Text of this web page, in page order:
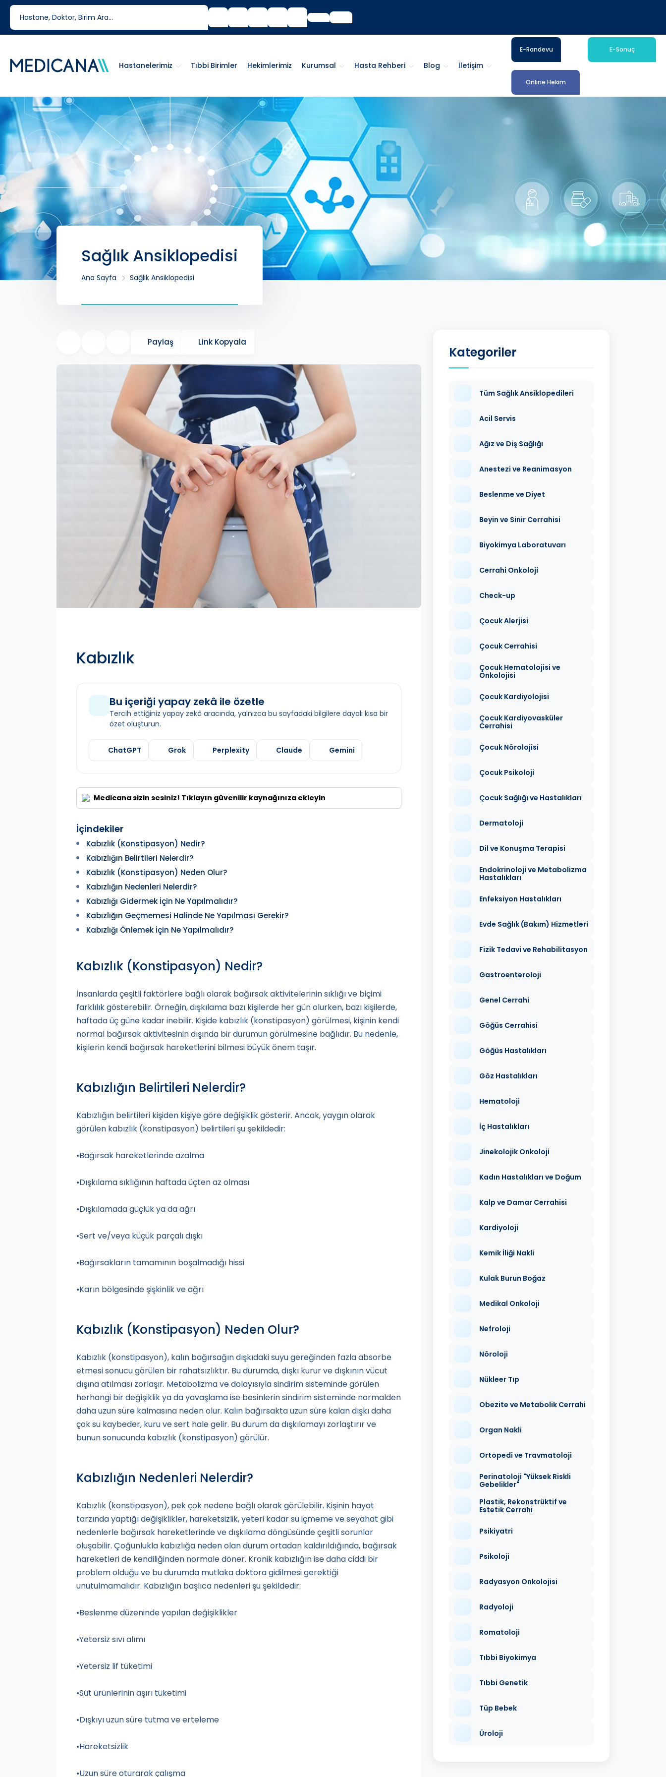
444 6 334
Tıbbi Birimler Hekimlerimiz Kurumsal Hasta Rehberi Blog İletişim
Hastanelerimiz
E-Randevu E-Sonuç
Online Hekim
Sağlık Ansiklopedisi
Ana Sayfa Sağlık Ansiklopedisi
Paylaş Link Kopyala
Kabızlık
Bu içeriği yapay zekâ ile özetle
Tercih ettiğiniz yapay zekâ aracında, yalnızca bu sayfadaki bilgilere dayalı kısa bir
özet oluşturun.
ChatGPT Grok Perplexity Claude Gemini
Medicana sizin sesiniz! Tıklayın güvenilir kaynağınıza ekleyin
İçindekiler
Kabızlık (Konstipasyon) Nedir?
Kabızlığın Belirtileri Nelerdir?
Kabızlık (Konstipasyon) Neden Olur?
Kabızlığın Nedenleri Nelerdir?
Kabızlığı Gidermek İçin Ne Yapılmalıdır?
Kabızlığın Geçmemesi Halinde Ne Yapılması Gerekir?
Kabızlığı Önlemek İçin Ne Yapılmalıdır?
Kabızlık (Konstipasyon) Nedir?
İnsanlarda çeşitli faktörlere bağlı olarak bağırsak aktivitelerinin sıklığı ve biçimi
farklılık gösterebilir. Örneğin, dışkılama bazı kişilerde her gün olurken, bazı kişilerde,
haftada üç güne kadar inebilir. Kişide kabızlık (konstipasyon) görülmesi, kişinin kendi
normal bağırsak aktivitesinin dışında bir durumun görülmesine bağlıdır. Bu nedenle,
kişilerin kendi bağırsak hareketlerini bilmesi büyük önem taşır.
Kabızlığın Belirtileri Nelerdir?
Kabızlığın belirtileri kişiden kişiye göre değişiklik gösterir. Ancak, yaygın olarak
görülen kabızlık (konstipasyon) belirtileri şu şekildedir:
•Bağırsak hareketlerinde azalma
•Dışkılama sıklığının haftada üçten az olması
•Dışkılamada güçlük ya da ağrı
•Sert ve/veya küçük parçalı dışkı
•Bağırsakların tamamının boşalmadığı hissi
•Karın bölgesinde şişkinlik ve ağrı
Kabızlık (Konstipasyon) Neden Olur?
Kabızlık (konstipasyon), kalın bağırsağın dışkıdaki suyu gereğinden fazla absorbe
etmesi sonucu görülen bir rahatsızlıktır. Bu durumda, dışkı kurur ve dışkının vücut
dışına atılması zorlaşır. Metabolizma ve dolayısıyla sindirim sisteminde görülen
herhangi bir değişiklik ya da yavaşlama ise besinlerin sindirim sisteminde normalden
daha uzun süre kalmasına neden olur. Kalın bağırsakta uzun süre kalan dışkı daha
çok su kaybeder, kuru ve sert hale gelir. Bu durum da dışkılamayı zorlaştırır ve
bunun sonucunda kabızlık (konstipasyon) görülür.
Kabızlığın Nedenleri Nelerdir?
Kabızlık (konstipasyon), pek çok nedene bağlı olarak görülebilir. Kişinin hayat
tarzında yaptığı değişiklikler, hareketsizlik, yeteri kadar su içmeme ve seyahat gibi
nedenlerle bağırsak hareketlerinde ve dışkılama döngüsünde çeşitli sorunlar
oluşabilir. Çoğunlukla kabızlığa neden olan durum ortadan kaldırıldığında, bağırsak
hareketleri de kendiliğinden normale döner. Kronik kabızlığın ise daha ciddi bir
problem olduğu ve bu durumda mutlaka doktora gidilmesi gerektiği
unutulmamalıdır. Kabızlığın başlıca nedenleri şu şekildedir:
•Beslenme düzeninde yapılan değişiklikler
•Yetersiz sıvı alımı
•Yetersiz lif tüketimi
•Süt ürünlerinin aşırı tüketimi
•Dışkıyı uzun süre tutma ve erteleme
•Hareketsizlik
•Uzun süre oturarak çalışma
Kategoriler
Tüm Sağlık Ansiklopedileri
Acil Servis
Ağız ve Diş Sağlığı
Anestezi ve Reanimasyon
Beslenme ve Diyet
Beyin ve Sinir Cerrahisi
Biyokimya Laboratuvarı
Cerrahi Onkoloji
Check-up
Çocuk Alerjisi
Çocuk Cerrahisi
Çocuk Hematolojisi ve
Onkolojisi
Çocuk Kardiyolojisi
Çocuk Kardiyovasküler
Cerrahisi
Çocuk Nörolojisi
Çocuk Psikoloji
Çocuk Sağlığı ve Hastalıkları
Dermatoloji
Dil ve Konuşma Terapisi
Endokrinoloji ve Metabolizma
Hastalıkları
Enfeksiyon Hastalıkları
Evde Sağlık (Bakım) Hizmetleri
Fizik Tedavi ve Rehabilitasyon
Gastroenteroloji
Genel Cerrahi
Göğüs Cerrahisi
Göğüs Hastalıkları
Göz Hastalıkları
Hematoloji
İç Hastalıkları
Jinekolojik Onkoloji
Kadın Hastalıkları ve Doğum
Kalp ve Damar Cerrahisi
Kardiyoloji
Kemik İliği Nakli
Kulak Burun Boğaz
Medikal Onkoloji
Nefroloji
Nöroloji
Nükleer Tıp
Obezite ve Metabolik Cerrahi
Organ Nakli
Ortopedi ve Travmatoloji
Perinatoloji "Yüksek Riskli
Gebelikler"
Plastik, Rekonstrüktif ve
Estetik Cerrahi
Psikiyatri
Psikoloji
Radyasyon Onkolojisi
Radyoloji
Romatoloji
Tıbbi Biyokimya
Tıbbi Genetik
Tüp Bebek
Üroloji